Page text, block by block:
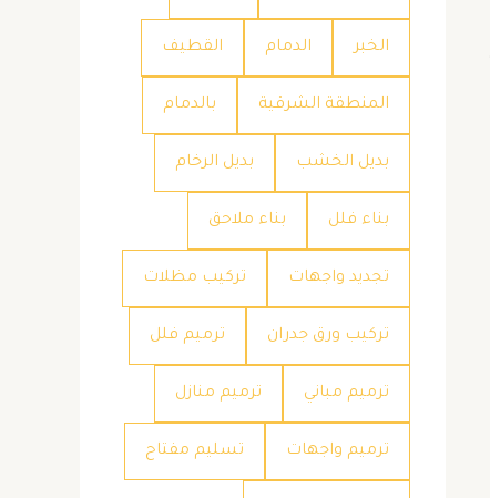
الخبر الدمام القطيف
المنطقة الشرقية بالدمام
بديل الخشب بديل الرخام
بناء فلل بناء ملاحق
تجديد واجهات تركيب مظلات
تركيب ورق جدران ترميم فلل
ترميم مباني ترميم منازل
ترميم واجهات تسليم مفتاح